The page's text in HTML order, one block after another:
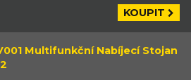
KOUPIT
Multifunkční Nabíjecí Stojan